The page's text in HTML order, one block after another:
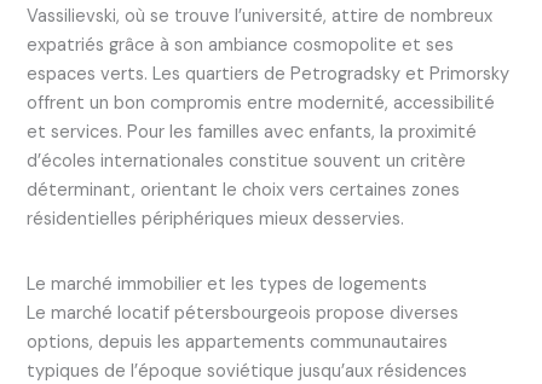
Vassilievski, où se trouve l’université, attire de nombreux
expatriés grâce à son ambiance cosmopolite et ses
espaces verts. Les quartiers de Petrogradsky et Primorsky
offrent un bon compromis entre modernité, accessibilité
et services. Pour les familles avec enfants, la proximité
d’écoles internationales constitue souvent un critère
déterminant, orientant le choix vers certaines zones
résidentielles périphériques mieux desservies.
Le marché immobilier et les types de logements
Le marché locatif pétersbourgeois propose diverses
options, depuis les appartements communautaires
typiques de l’époque soviétique jusqu’aux résidences